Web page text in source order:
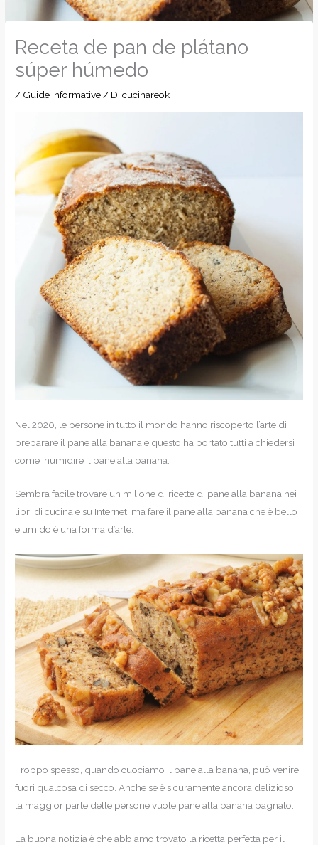
Receta de pan de plátano
súper húmedo
/ Guide informative/ Dicucinareok
Nel 2020, le persone in tutto il mondo hanno riscoperto l’arte di
preparare il pane alla banana e questo ha portato tutti a chiedersi
come inumidire il pane alla banana.
Sembra facile trovare un milione di ricette di pane alla banana nei
libri di cucina e su Internet, ma fare il pane alla banana che è bello
e umido è una forma d’arte.
Troppo spesso, quando cuociamo il pane alla banana, può venire
fuori qualcosa di secco. Anche se è sicuramente ancora delizioso,
la maggior parte delle persone vuole pane alla banana bagnato.
La buona notizia è che abbiamo trovato la ricetta perfetta per il